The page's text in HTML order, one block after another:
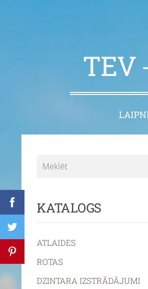
TEV
KATALOGS
ATLAIDES
ROTAS
DZINTARA IZSTRĀDĀJUMI